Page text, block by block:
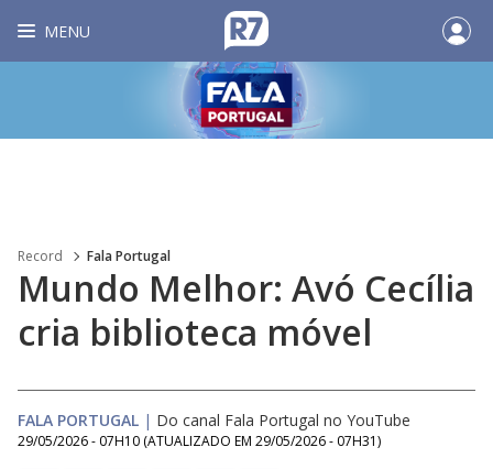
MENU
Record Fala Portugal
Mundo Melhor: Avó Cecília
cria biblioteca móvel
FALA PORTUGAL | Do canal Fala Portugal no YouTube
29/05/2026 - 07H10 (ATUALIZADO EM 29/05/2026 - 07H31)